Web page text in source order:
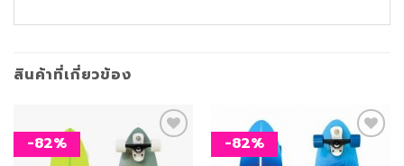
สินค้าที่เกี่ยวข้อง
-82% -82%